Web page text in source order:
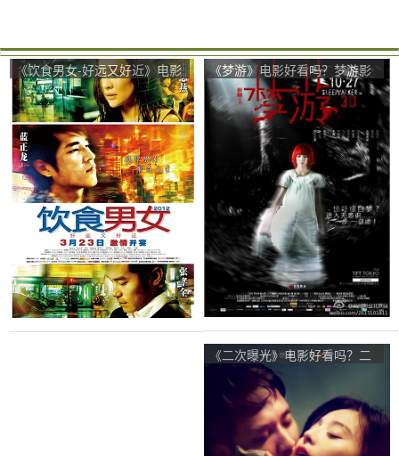
《饮食男女-好远又好近》电影
好看吗？饮食男女-好远又好近
影评及简介
《梦游》电影好看吗？梦游影
评及简介
《二次曝光》电影好看吗？二
次曝光影评及简介